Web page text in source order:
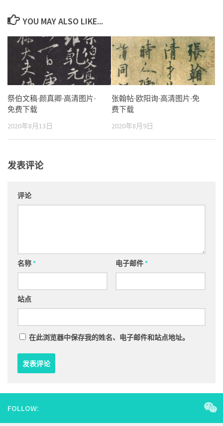
YOU MAY ALSO LIKE...
祭伯文稿-颜真卿-高清图片-
免费下载
2020年8月13日
张翰帖-欧阳询-高清图片-免
费下载
2020年8月9日
发表评论
评论
名称* 电子邮件*
站点
在此浏览器中保存我的姓名、电子邮件和站点地址。
FOLLOW: